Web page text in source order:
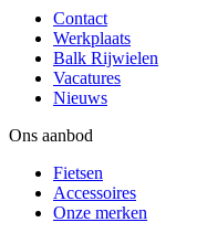
Contact
Werkplaats
Balk Rijwielen
Vacatures
Nieuws
Ons aanbod
Fietsen
Accessoires
Onze merken